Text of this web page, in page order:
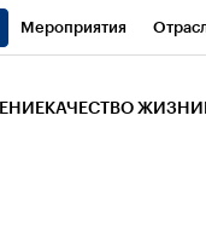
Мероприятия
КАЧЕСТВО ЖИЗНИ